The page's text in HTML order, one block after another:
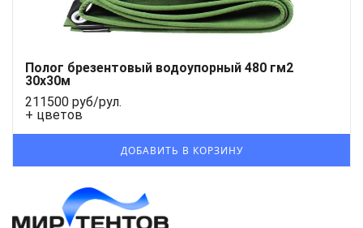
Полог брезентовый водоупорный 480 гм2
30x30м
211500 руб/рул.
+ цветов